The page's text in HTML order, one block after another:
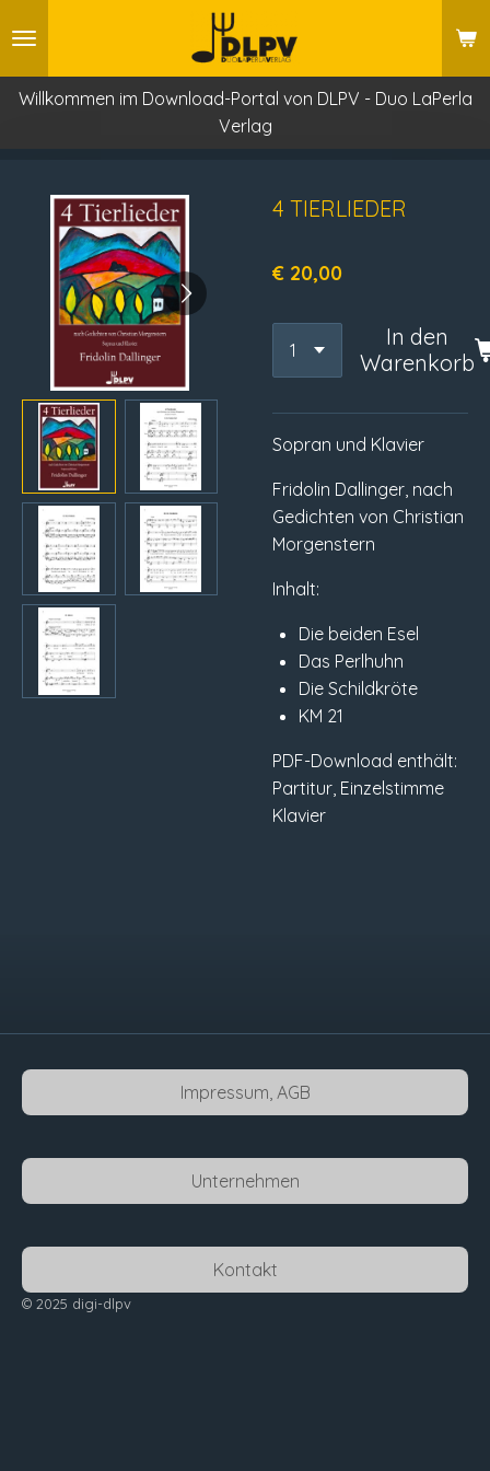
Hauptinhalt
springen
Willkommen im Download-Portal von DLPV - Duo LaPerla
Verlag
4 TIERLIEDER
€ 20,00
In den
Warenkorb
Sopran und Klavier
Fridolin Dallinger, nach
Gedichten von Christian
Morgenstern
Inhalt:
Die beiden Esel
Das Perlhuhn
Die Schildkröte
KM 21
PDF-Download enthält:
Partitur, Einzelstimme
Klavier
Impressum, AGB
Unternehmen
Kontakt
© 2025 digi-dlpv